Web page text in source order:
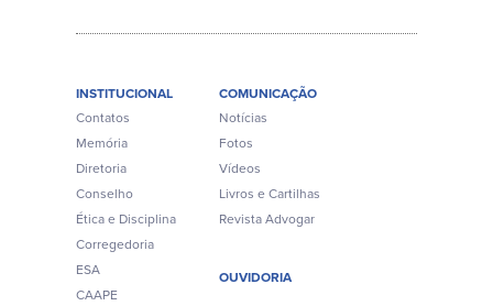
INSTITUCIONAL
Contatos
Memória
Diretoria
Conselho
Ética e Disciplina
Corregedoria
ESA
CAAPE
COMUNICAÇÃO
Notícias
Fotos
Vídeos
Livros e Cartilhas
Revista Advogar
OUVIDORIA